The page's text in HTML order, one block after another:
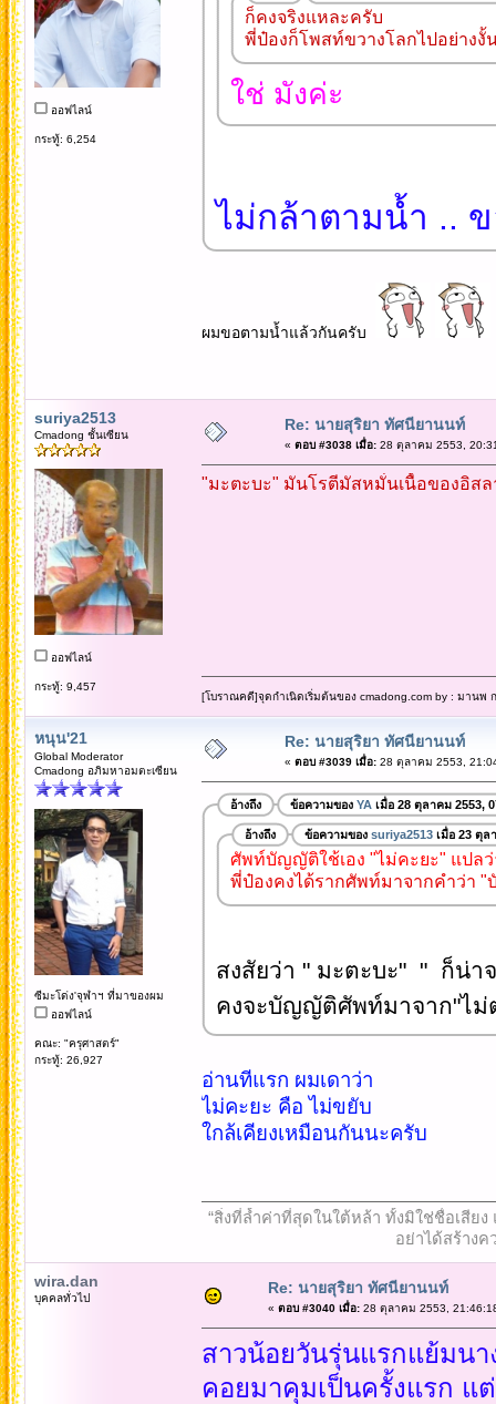
ออฟไลน์
กระทู้: 6,254
ก็คงจริงแหละครับ
พี่ป๋องก็โพสท์ขวางโลกไปอย่างงั้น
ใช่ มังค่ะ
ไม่กล้าตามน้ำ ..
ผมขอตามน้ำแล้วกันครับ
suriya2513
Cmadong ชั้นเซียน
ออฟไลน์
กระทู้: 9,457
Re: นายสุริยา ทัศนียานนท์
« ตอบ #3038 เมื่อ:28 ตุลาคม 2553,
"มะตะบะ" มันโรตีมัสหมั่นเนื้อของอิส
[โบราณคดี]จุดกำเนิดเริ่มต้นของ cmadong.com by : มานพ
หนุน'21
Global Moderator
Cmadong อภิมหาอมตะเซียน
ซีมะโด่ง'จุฬาฯ ที่มาของผม
ออฟไลน์
คณะ: "ครุศาสตร์"
กระทู้: 26,927
Re: นายสุริยา ทัศนียานนท์
« ตอบ #3039 เมื่อ:28 ตุลาคม 2553,
อ้างถึง ข้อความของ YAเมื่อ 28 ตุลาคม 2553,
อ้างถึง ข้อความของ suriya2513เมื่อ 23 ตุล
ศัพท์บัญญัติใช้เอง "ไม่คะยะ" แปลว่
พี่ป๋องคงได้รากศัพท์มาจากคำว่า "
สงสัยว่า " มะตะบะ" " ก็น่า
คงจะบัญญัติศัพท์มาจาก"ไม่
อ่านทีแรก ผมเดาว่า
ไม่คะยะ คือ ไม่ขยับ
ใกล้เคียงเหมือนกันนะครับ
“สิ่งที่ล้ำค่าที่สุดในใต้หล้า ทั้งมิใช่ชื่อเสีย
อย่าได้สร้างค
wira.dan
บุคคลทั่วไป
Re: นายสุริยา ทัศนียานนท์
« ตอบ #3040 เมื่อ:28 ตุลาคม 2553,
สาวน้อยวันรุ่นแรกแย้มน
คอยมาคุมเป็นครั้งแรก แ